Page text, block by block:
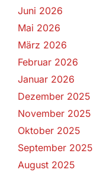
Juni 2026
Mai 2026
März 2026
Februar 2026
Januar 2026
Dezember 2025
November 2025
Oktober 2025
September 2025
August 2025